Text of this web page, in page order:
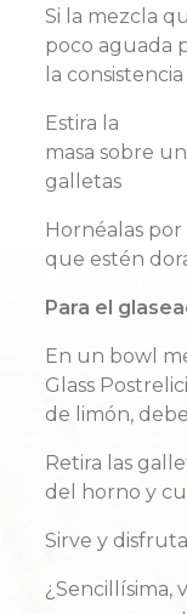
Si la mezcla
poco aguad a
la consistencia
Estira la
masasobre
galletas
Hornéalas por
que estén
Para el
En un bowl m
Glass P
de limón, d ebe
Retira las
del
horno y
Sirve y disfruta
¿Sencillísima,